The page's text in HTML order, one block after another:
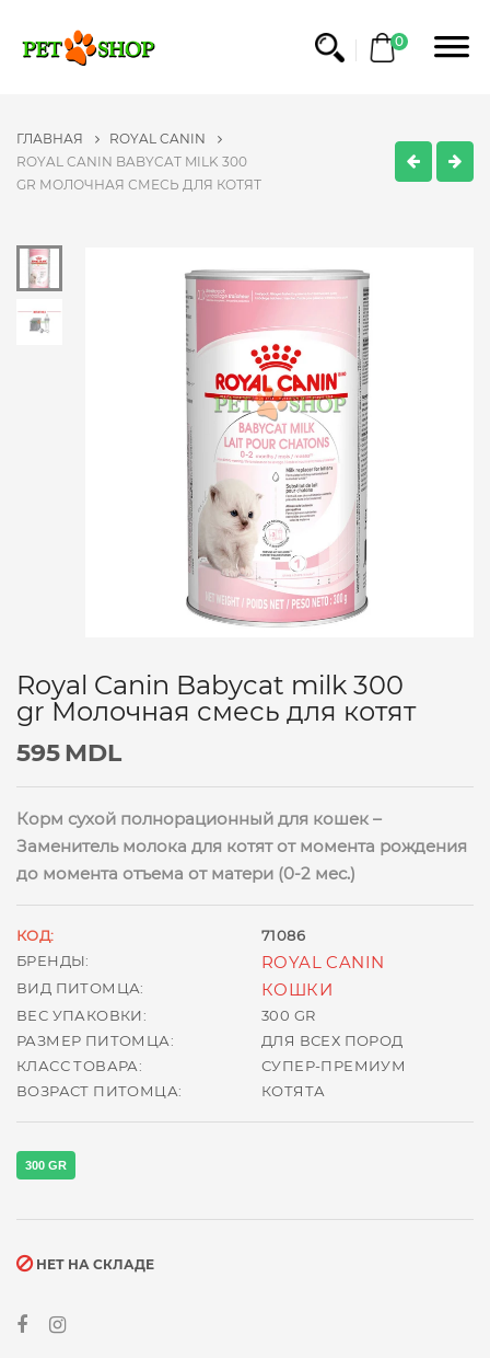
0
ГЛАВНАЯ
ROYAL CANIN
ROYAL CANIN BABYCAT MILK 300
GR МОЛОЧНАЯ СМЕСЬ ДЛЯ КОТЯТ
Royal Canin Babycat milk 300
gr Молочная смесь для котят
595MDL
Корм сухой полнорационный для кошек –
Заменитель молока для котят от момента рождения
до момента отъема от матери (0-2 мес.)
КОД:
71086
БРЕНДЫ:
ROYAL CANIN
ВИД ПИТОМЦА: КОШКИ
ВЕС УПАКОВКИ:
300 GR
РАЗМЕР ПИТОМЦА:
ДЛЯ ВСЕХ ПОРОД
КЛАСС ТОВАРА:
СУПЕР-ПРЕМИУМ
ВОЗРАСТ ПИТОМЦА:
КОТЯТА
300 GR
НЕТ НА СКЛАДЕ